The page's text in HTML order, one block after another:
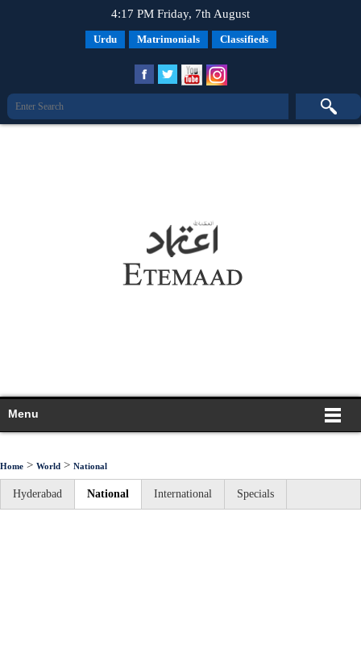
4:17 PM Friday, 7th August
Urdu Matrimonials Classifieds
Menu
Home > World > National
Hyderabad National International Specials